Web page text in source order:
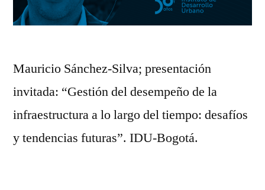
Mauricio Sánchez-Silva; presentación
invitada: “Gestión del desempeño de la
infraestructura a lo largo del tiempo: desafíos
y tendencias futuras”. IDU-Bogotá.